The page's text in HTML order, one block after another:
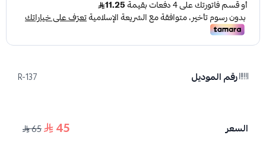
رقم الموديل R-137
السعر 45
65